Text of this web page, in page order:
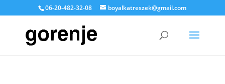
06-20-482-32-08 boyalkatreszek@gmail.com